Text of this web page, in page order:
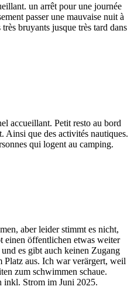
un arrêt pour une journée
passer une mauvaise nuit à
bruyants jusque très tard dans
accueillant. Petit resto au bord
Ainsi que des activités nautiques.
qui logent au camping.
aber leider stimmt es nicht,
einen öffentlichen etwas weiter
es gibt auch keinen Zugang
Platz aus. Ich war verärgert, weil
zum schwimmen schaue.
inkl. Strom im Juni 2025.